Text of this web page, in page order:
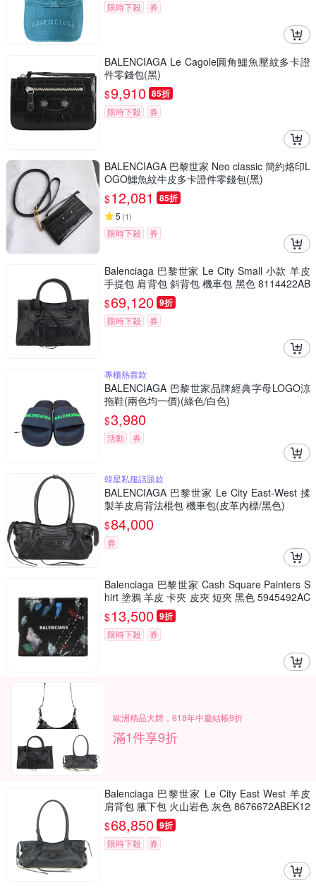
限時下殺 券
BALENCIAGA Le Cagole圓角鱷魚壓紋多卡證
件零錢包(黑)
$9,910 85折
限時下殺 券
BALENCIAGA 巴黎世家 Neo classic 簡約烙印L
OGO鱷魚紋牛皮多卡證件零錢包(黑)
$12,081 85折
5 (1)
限時下殺 券
Balenciaga 巴黎世家 Le City Small 小款 羊皮
手提包 肩背包 斜背包 機車包 黑色 8114422AB
EK1000
$69,120 9折
限時下殺 券
專櫃熱賣款
BALENCIAGA 巴黎世家品牌經典字母LOGO涼
拖鞋(兩色均一價)(綠色/白色)
$3,980
活動 券
韓星私服話題款
BALENCIAGA 巴黎世家 Le City East-West 揉
製羊皮肩背法棍包 機車包(皮革內標/黑色)
$84,000
券
Balenciaga 巴黎世家 Cash Square Painters S
hirt 塗鴉 羊皮 卡夾 皮夾 短夾 黑色 5945492AC
JM8486
$13,500 9折
限時下殺 券
歐洲精品大牌，618年中慶結帳9折
滿1件享9折
Balenciaga 巴黎世家 Le City East West 羊皮
肩背包 腋下包 火山岩色 灰色 8676672ABEK12
51
$68,850 9折
限時下殺 券